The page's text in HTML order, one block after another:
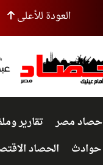
العودة للأعلى
حصاد مصر تقارير
حوادث الحصاد